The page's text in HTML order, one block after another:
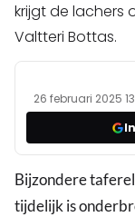
krijgt de lachers
Valtteri Bottas.
26 februari 2025
Bijzondere
tijdelijk is